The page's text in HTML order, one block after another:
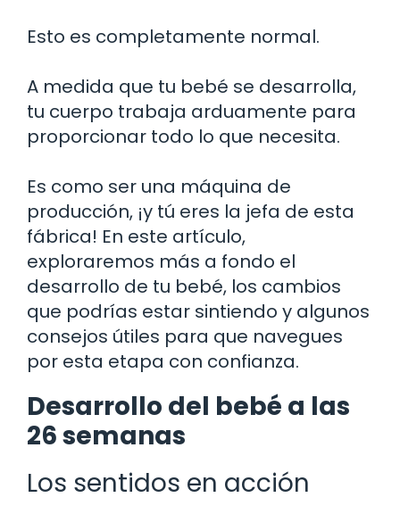
Esto es completamente normal.
A medida que tu bebé se desarrolla,
tu cuerpo trabaja arduamente para
proporcionar todo lo que necesita.
Es como ser una máquina de
producción, ¡y tú eres la jefa de esta
fábrica! En este artículo,
exploraremos más a fondo el
desarrollo de tu bebé, los cambios
que podrías estar sintiendo y algunos
consejos útiles para que navegues
por esta etapa con confianza.
Desarrollo del bebé a las
26 semanas
Los sentidos en acción